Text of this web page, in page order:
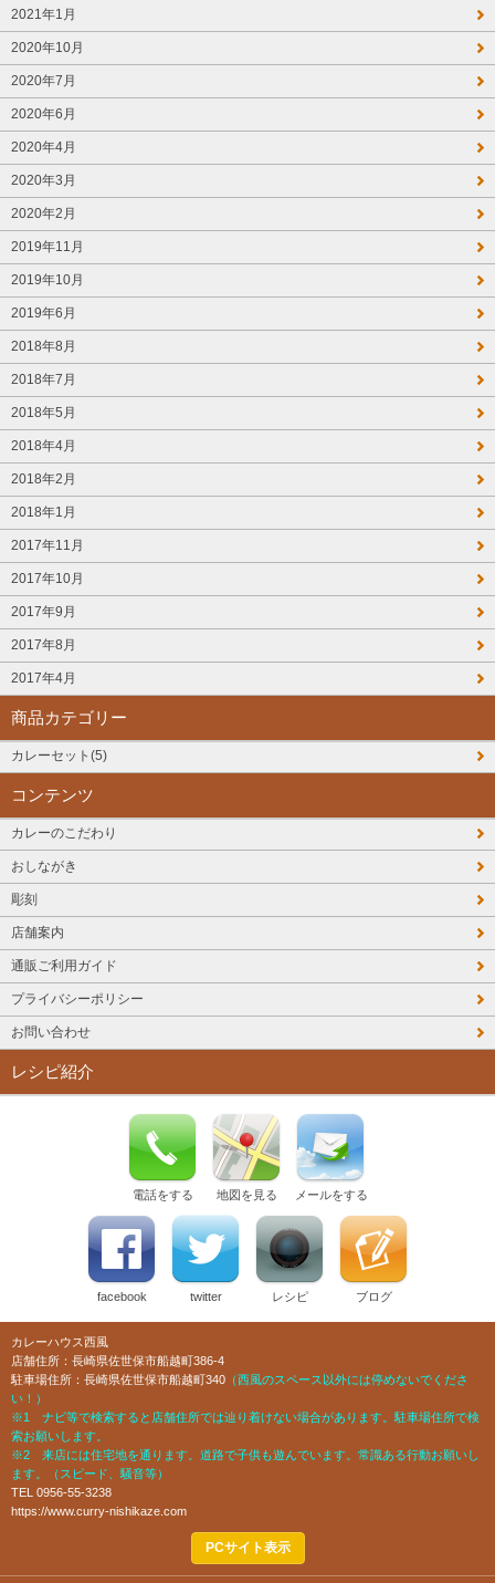
2021年1月
2020年10月
2020年7月
2020年6月
2020年4月
2020年3月
2020年2月
2019年11月
2019年10月
2019年6月
2018年8月
2018年7月
2018年5月
2018年4月
2018年2月
2018年1月
2017年11月
2017年10月
2017年9月
2017年8月
2017年4月
商品カテゴリー
カレーセット(5)
コンテンツ
カレーのこだわり
おしながき
彫刻
店舗案内
通販ご利用ガイド
プライバシーポリシー
お問い合わせ
レシピ紹介
電話をする 地図を見る メールをする
facebook twitter レシピ ブログ
カレーハウス西風
店舗住所：長崎県佐世保市船越町386-4
駐車場住所：長崎県佐世保市船越町340 （西風のスペース以外には停めないでくださ
い！）
※1 ナビ等で検索すると店舗住所では辿り着けない場合があります。駐車場住所で検
索お願いします。
※2 来店には住宅地を通ります。道路で子供も遊んでいます。常識ある行動お願いし
ます。（スピード、騒音等）
TEL 0956-55-3238
https://www.curry-nishikaze.com
PCサイト表示